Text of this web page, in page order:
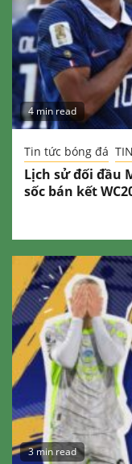
4 min read
Tin tức bóng đá
Lịch sử đối đầu
sốc bán kết
3 min read